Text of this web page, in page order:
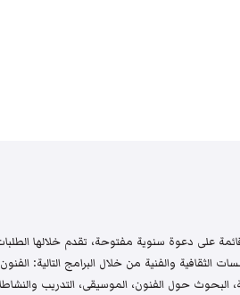
على دعوة سنوية مفتوحة، تقدم خلالها
الثقافية والفنية من خلال البرامج التالية:
البحوث حول الفنون، الموسيقى، التدريب